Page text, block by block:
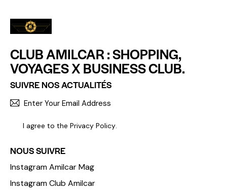
CLUB AMILCAR : SHOPPING,
VOYAGES X BUSINESS CLUB.
SUIVRE NOS ACTUALITÉS
I agree to the Privacy Policy.
NOUS SUIVRE
Instagram Amilcar Mag
Instagram Club Amilcar